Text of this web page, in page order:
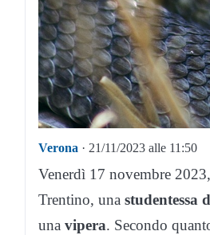
Verona · 21/11/2023 alle 11:50
Venerdì 17 novembre
Trentino, una studentessa
una vipera. Secondo